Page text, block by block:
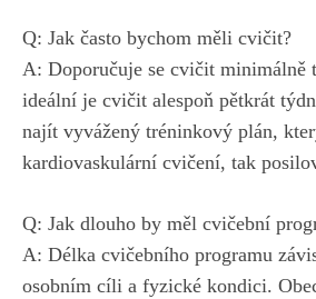
Q: Jak často bychom měli ⁤cvičit?
A: Doporučuje ‌se cvičit minimálně
ideální je cvičit alespoň pětkrát
najít vyvážený tréninkový plán,
kardiovaskulární‍ cvičení, tak
Q: Jak ⁤dlouho by⁤ měl ⁤cvičební
A: Délka cvičebního programu
osobním cíli ‍a fyzické kondici.